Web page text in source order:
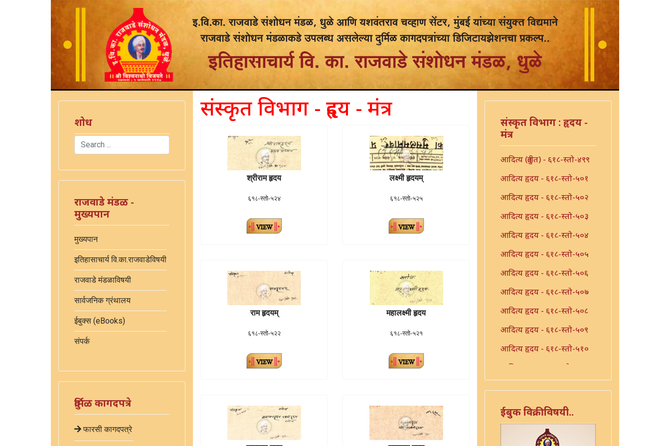
शोध
Search
राजवाडे मंडळ -
मुख्यपान
मुख्यपान
इतिहासाचार्य वि.का.राजवाडेविषयी
राजवाडे मंडळाविषयी
सार्वजनिक ग्रंथालय
ईबुक्स (eBooks)
संपर्क
दुर्मिळ कागदपत्रे
फारसी कागदपत्रे
संस्कृत विभाग - हृदय - मंत्र
श्रीराम हृदय
६१८-स्तो-५२४
लक्ष्मी हृदयम्
६१८-स्तो-५२५
राम हृदयम्
६१८-स्तो-५२२
महालक्ष्मी हृदय
६१८-स्तो-५२१
संस्कृत विभाग : हृदय -
मंत्र
आदित्य (त्रुटीत) - ६१८-स्तो-४९९
आदित्य हृदय - ६१८-स्तो-५०१
आदित्य हृदय - ६१८-स्तो-५०२
आदित्य हृदय - ६१८-स्तो-५०३
आदित्य हृदय - ६१८-स्तो-५०४
आदित्य हृदय - ६१८-स्तो-५०५
आदित्य हृदय - ६१८-स्तो-५०६
आदित्य हृदय - ६१८-स्तो-५०७
आदित्य हृदय - ६१८-स्तो-५०८
आदित्य हृदय - ६१८-स्तो-५०९
आदित्य हृदय - ६१८-स्तो-५१०
आदित्यहृदय - ६१८-स्तो-४९८
आदित्यहृदय स्तोत्र - ६१८-
स्तो-४९७
गणेश हृदय (छापील) - ६१८ स्तो.
ईबुक विक्रीविषयी..